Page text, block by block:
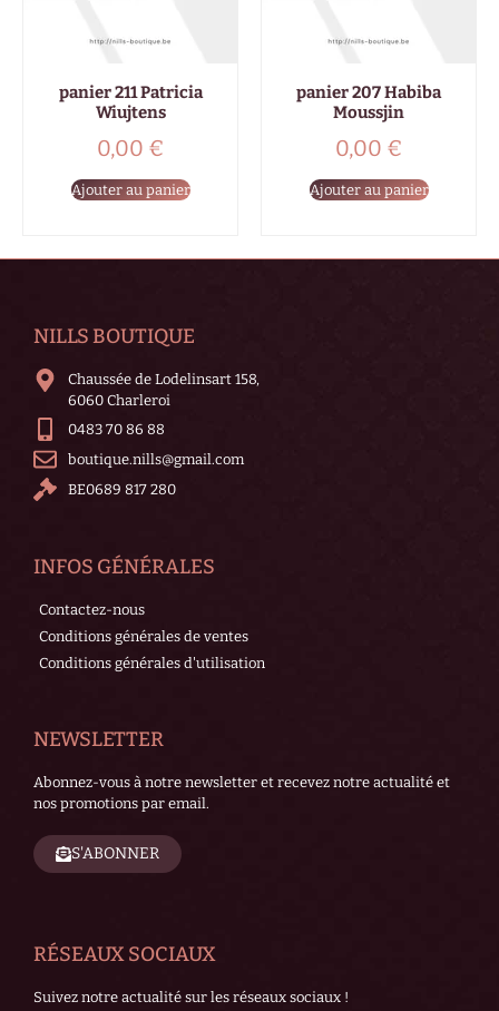
panier 211 Patricia
Wiujtens
0,00 €
Ajouter au panier
panier 207 Habiba
Moussjin
0,00 €
Ajouter au panier
NILLS BOUTIQUE
Chaussée de Lodelinsart 158,
6060 Charleroi
0483 70 86 88
boutique.nills@gmail.com
BE0689 817 280
INFOS GÉNÉRALES
Contactez-nous
Conditions générales de ventes
Conditions générales d'utilisation
NEWSLETTER
Abonnez-vous à notre newsletter et recevez notre actualité et
nos promotions par email.
S'ABONNER
RÉSEAUX SOCIAUX
Suivez notre actualité sur les réseaux sociaux !